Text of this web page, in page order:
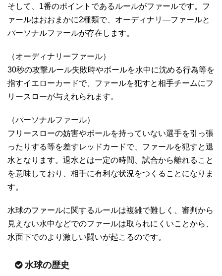
そして、1番のポイントであるルールがファールです。フ
ァールはおおまかに2種類で、オーディナリ―ファールと
パーソナルファールが存在します。
（オーディナリーファール）
30秒の攻撃ルール失敗時やボールを水中に沈める行為等を
指すイエローカードで、ファールを犯すと相手チームにフ
リースローが与えれられます。
（パーソナルファール）
フリースローの妨害やボールを持っていない選手を引っ張
ったりする等を差すレッドカードで、ファールを犯すと退
水となります。退水とは一定の時間、試合から離れること
を意味しており、相手に有利な状況をつくることになりま
す。
水球のファールに関するルールは複雑で難しく、審判から
見えない水中などでのファールは取られにくいことから、
水面下でのより激しい闘いが起こるのです。
水球の歴史